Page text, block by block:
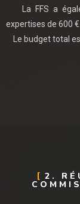
La FFS a
expertises de 600 €.
Le budget total
2.